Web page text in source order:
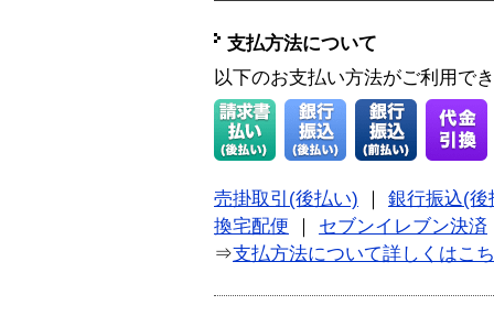
支払方法について
以下のお支払い方法がご利用で
売掛取引(後払い)
銀行振込(後
換宅配便
セブンイレブン決済
⇒支払方法について詳しくはこ